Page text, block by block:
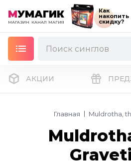
МУМАГИК
МАГАЗИН КАНАЛ МАГИЯ
Как
накопить
скидку?
АКЦИИ
Главная Muldrotha,